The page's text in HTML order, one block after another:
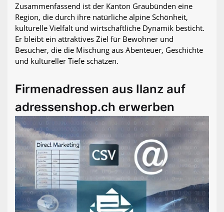
Zusammenfassend ist der Kanton Graubünden eine
Region, die durch ihre natürliche alpine Schönheit,
kulturelle Vielfalt und wirtschaftliche Dynamik besticht.
Er bleibt ein attraktives Ziel für Bewohner und
Besucher, die die Mischung aus Abenteuer, Geschichte
und kultureller Tiefe schätzen.
Firmenadressen aus Ilanz auf
adressenshop.ch erwerben